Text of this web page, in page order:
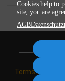
Terms
Cookies help to
site, you are
AGB